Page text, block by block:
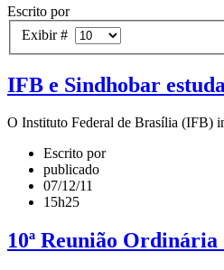
Escrito por
Exibir #
IFB e Sindhobar
O Instituto Federal de Brasília (IFB)
Escrito por
publicado
07/12/11
15h25
10ª Reunião